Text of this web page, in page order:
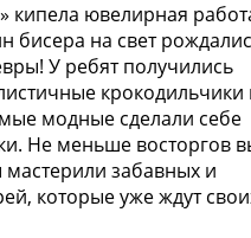
кипела ювелирная
бисера на свет
У ребят получились
крокодильчики
модные сделали себе
Не меньше восторгов
забавных и
которые уже ждут